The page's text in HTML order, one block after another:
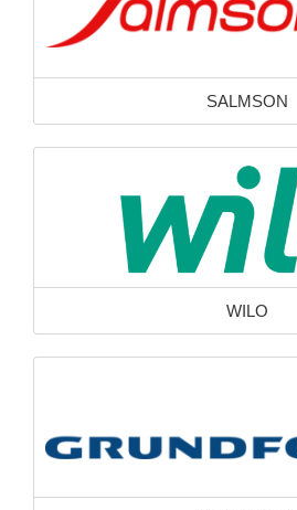
SALMSON
WILO